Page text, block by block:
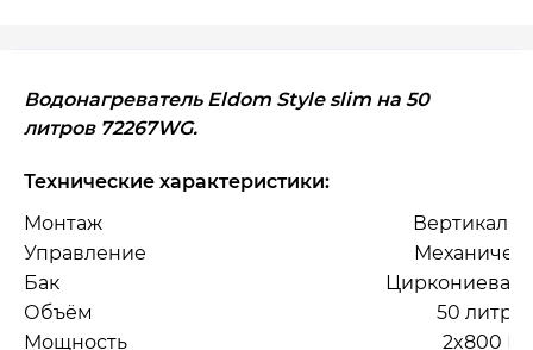
Водонагреватель Eldom Style slim на 50
литров 72267WG.
Технические характеристики:
Монтаж
Управление
Бак
Циркониевая
Объём
50
Мощность
2x800 Вт